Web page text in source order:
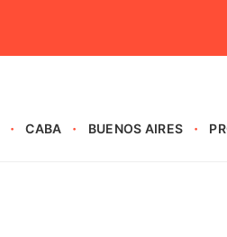
CABA BUENOS AIRES